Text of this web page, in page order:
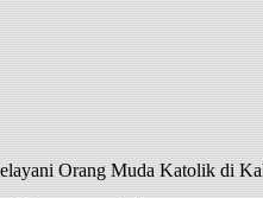
Orang Muda Katolik di